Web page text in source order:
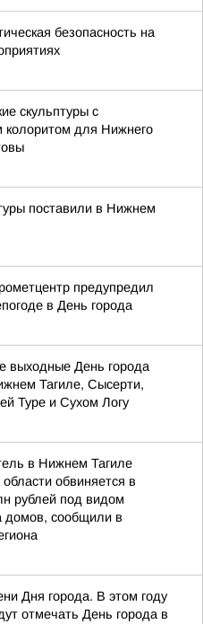
безопасность на
скульптуры с
колоритом для Нижнего
поставили в Нижнем
предупредил
в День города
выходные День города
Тагиле, Сысерти,
Туре и Сухом Логу
в Нижнем Тагиле
обвиняется в
рублей под видом
домов, сообщили в
Дня города. В этом году
отмечать День города в